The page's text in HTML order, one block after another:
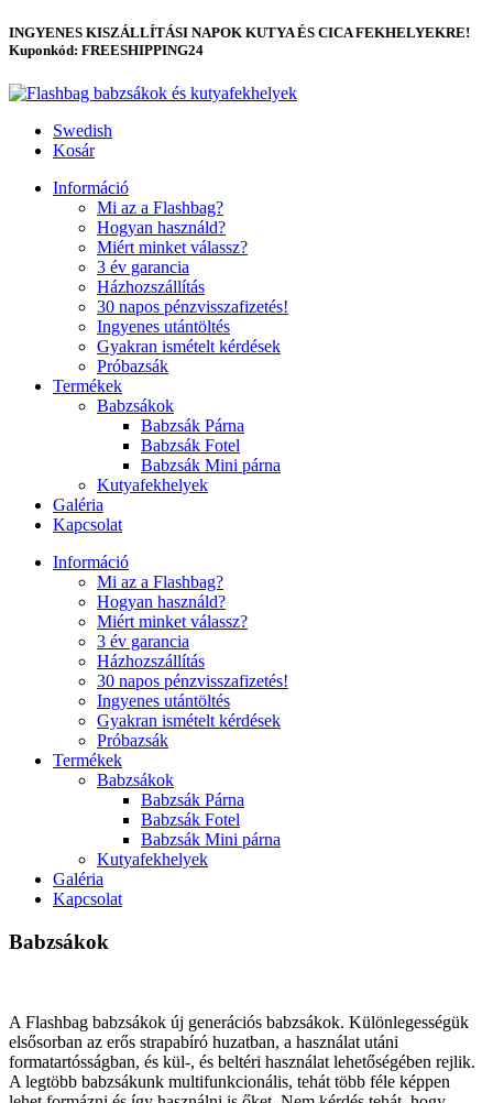
INGYENES KISZÁLLÍTÁSI NAPOK KUTYA ÉS CICA FEKHELYEKRE!
Kuponkód: FREESHIPPING24
Swedish
Kosár
Információ
Mi az a Flashbag?
Hogyan használd?
Miért minket válassz?
3 év garancia
Házhozszállítás
30 napos pénzvisszafizetés!
Ingyenes utántöltés
Gyakran ismételt kérdések
Próbazsák
Termékek
Babzsákok
Babzsák Párna
Babzsák Fotel
Babzsák Mini párna
Kutyafekhelyek
Galéria
Kapcsolat
Információ
Mi az a Flashbag?
Hogyan használd?
Miért minket válassz?
3 év garancia
Házhozszállítás
30 napos pénzvisszafizetés!
Ingyenes utántöltés
Gyakran ismételt kérdések
Próbazsák
Termékek
Babzsákok
Babzsák Párna
Babzsák Fotel
Babzsák Mini párna
Kutyafekhelyek
Galéria
Kapcsolat
Babzsákok
A Flashbag babzsákok új generációs babzsákok. Különlegességük
elsősorban az erős strapabíró huzatban, a használat utáni
formatartósságban, és kül-, és beltéri használat lehetőségében rejlik.
A legtöbb babzsákunk multifunkcionális, tehát több féle képpen